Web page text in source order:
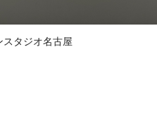
タジオ名古屋